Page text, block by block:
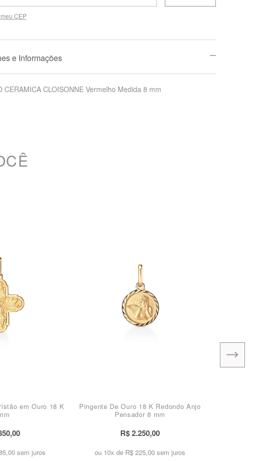
CEP
e Informações
CERAMICA CLOISONNE Vermelho Medida 8 mm
em Ouro 18 K
sem juros
Pingente De Ouro 18 K Redondo Anjo
Pensador 8 mm
R$ 2.250,00
ou 10x de R$ 225,00 sem juros